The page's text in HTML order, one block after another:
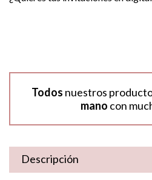
Todos nuestros
mano con
Descripción